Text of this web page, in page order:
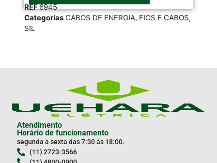
REF6945
Categorias CABOS DE ENERGIA, FIOS E CABOS,
SIL
Atendimento
Horário de funcionamento
segunda a sexta das 7:30 às 18:00.
(11) 2723-3566